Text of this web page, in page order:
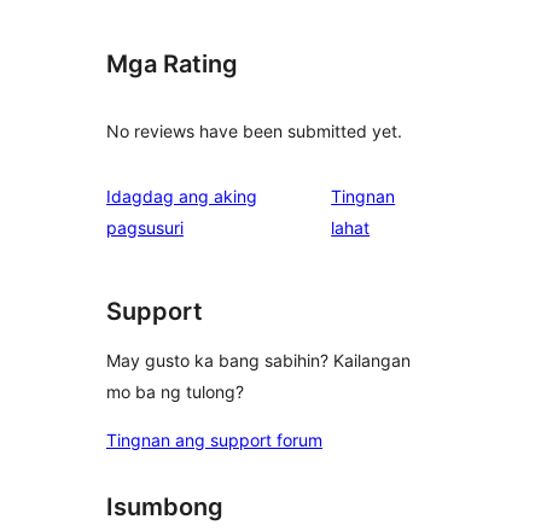
Mga Rating
No reviews have been submitted yet.
Idagdag ang aking
pagsusuri
Tingnan
lahatng
Support
May gusto ka bang sabihin? Kailangan
mo ba ng tulong?
Tingnan ang support forum
Isumbong